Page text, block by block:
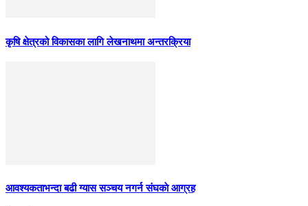
कृषि क्षेत्रको विकासका लागि लेखनाथमा अन्तरक्रिया
आवश्यकताभन्दा बढी ग्यास सञ्चय नगर्न संघकाे आग्रह